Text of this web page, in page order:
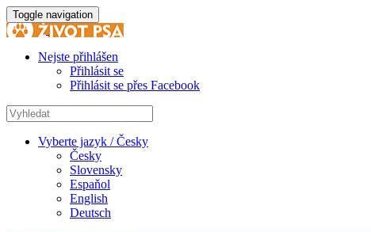
Toggle navigation
Nejste přihlášen
Přihlásit se
Přihlásit se přes Facebook
Vyberte jazyk / Česky
Česky
Slovensky
Espaňol
English
Deutsch